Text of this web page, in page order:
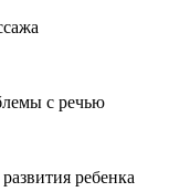
с речью
ребенка